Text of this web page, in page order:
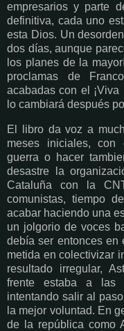
empresarios y parte
definitiva, cada uno
esta Dios. Un
dos días, aunque
los planes de la
proclamas de
acabadas con el
lo cambiará después
El libro da voz a
meses iniciales, con
guerra o hacer
desastre la
Cataluña con la
comunistas, tiempo
acabar haciendo una
un jolgorio de voces
debía ser entonces en
metida en colectivizar
resultado irregular,
frente estaba a las
intentando salir al
la mejor voluntad. En
de la república como